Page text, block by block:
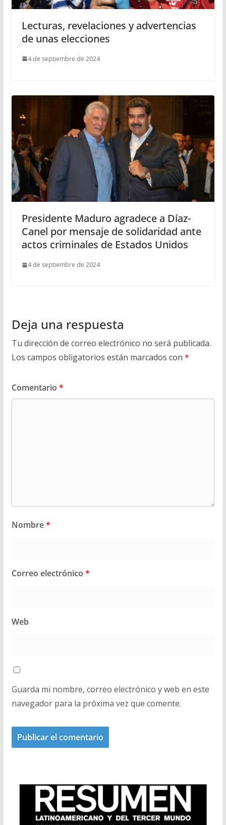
Lecturas, revelaciones y advertencias
de unas elecciones
4 de septiembre de 2024
Presidente Maduro agradece a Díaz-
Canel por mensaje de solidaridad ante
actos criminales de Estados Unidos
4 de septiembre de 2024
Deja una respuesta
Tu dirección de correo electrónico no será publicada.
Los campos obligatorios están marcados con *
Comentario *
Nombre*
Correo electrónico *
Web
Guarda mi nombre, correo electrónico y web en este
navegador para la próxima vez que comente.